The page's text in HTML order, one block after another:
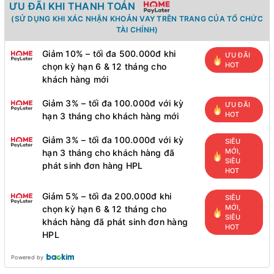
ƯU ĐÃI KHI THANH TOÁN
(SỬ DỤNG KHI XÁC NHẬN KHOẢN VAY TRÊN TRANG CỦA TỔ CHỨC
TÀI CHÍNH)
Giảm 10% – tối đa 500.000đ khi
chọn kỳ hạn 6 & 12 tháng cho
khách hàng mới
ƯU ĐÃI
HOT
Giảm 3% – tối đa 100.000đ với kỳ
hạn 3 tháng cho khách hàng mới
ƯU ĐÃI
HOT
Giảm 3% – tối đa 100.000đ với kỳ
hạn 3 tháng cho khách hàng đã
phát sinh đơn hàng HPL
SIÊU
MỚI,
SIÊU
HOT
Giảm 5% – tối đa 200.000đ khi
chọn kỳ hạn 6 & 12 tháng cho
khách hàng đã phát sinh đơn hàng
HPL
SIÊU
MỚI,
SIÊU
HOT
Powered by